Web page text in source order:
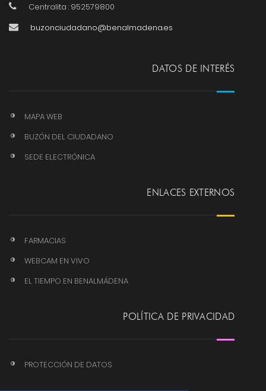
Centralita : 952579800
buzonciudadano@benalmadena.es
DATOS DE INTERÉS
MAPA WEB
BUZÓN DEL CIUDADANO
SEDE ELECTRÓNICA
ENLACES EXTERNOS
FARMACIAS
WEBCAM EN VIVO
EL TIEMPO EN BENALMÁDENA
POLÍTICA DE PRIVACIDAD
PROTECCIÓN DE DATOS